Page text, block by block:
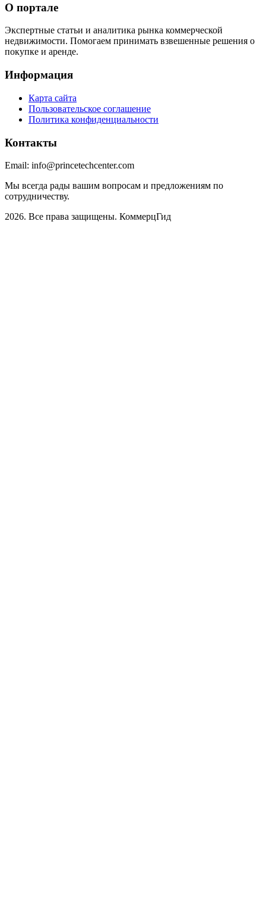
О портале
Экспертные статьи и аналитика рынка коммерческой
недвижимости. Помогаем принимать взвешенные решения о
покупке и аренде.
Информация
Карта сайта
Пользовательское соглашение
Политика конфиденциальности
Контакты
Email: info@princetechcenter.com
Мы всегда рады вашим вопросам и предложениям по
сотрудничеству.
2026. Все права защищены. КоммерцГид